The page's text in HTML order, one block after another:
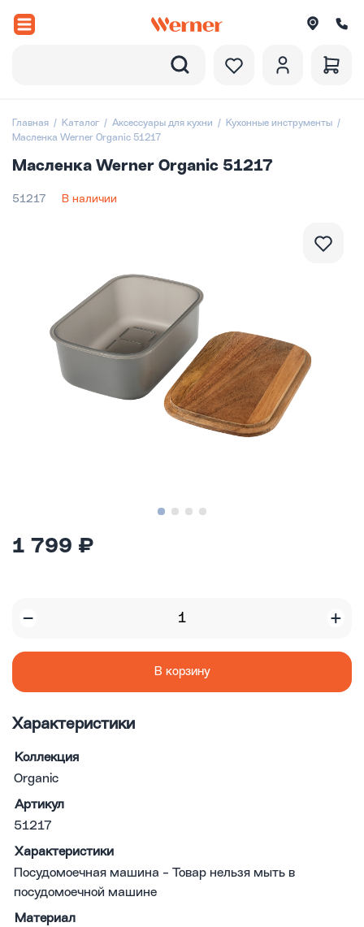
посуды
Главная Каталог Аксессуары для кухни
Кухонные инструменты
Масленка Werner Organic 51217
Масленка Werner Organic 51217
51217 В наличии
1 799 ₽
В корзину
Характеристики
Коллекция
Organic
Артикул
51217
Характеристики
Посудомоечная машина - Товар нельзя мыть в
посудомоечной машине
Материал